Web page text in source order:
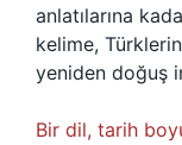
anlatılarına
kelime,
yeniden doğuş
Bir dil, tarih